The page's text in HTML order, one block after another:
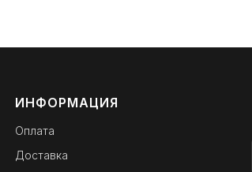
ИНФОРМАЦИЯ
Оплата
Доставка